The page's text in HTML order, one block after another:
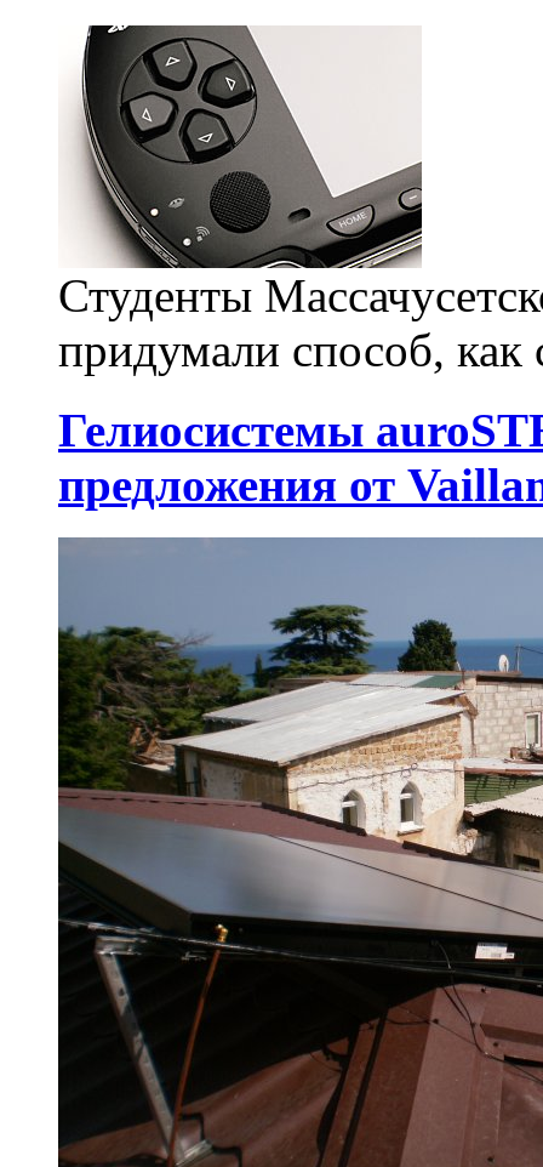
Студенты
придумали способ, как
Гелиосистемы
предложения от